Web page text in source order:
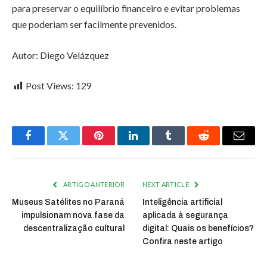
para preservar o equilíbrio financeiro e evitar problemas
que poderiam ser facilmente prevenidos.
Autor: Diego Velázquez
Post Views: 129
FacebookTwitter PinterestLinkedInTumblr Reddit Email
ARTIGO ANTERIOR
Museus Satélites no Paraná
impulsionam nova fase da
descentralização cultural
NEXT ARTICLE
Inteligência artificial
aplicada à segurança
digital: Quais os benefícios?
Confira neste artigo